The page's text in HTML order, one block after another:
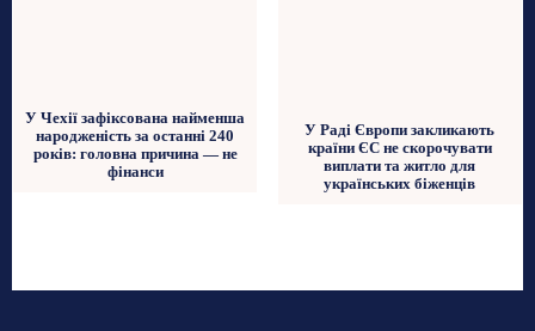
У Чехії зафіксована найменша
народженість за останні 240
років: головна причина — не
фінанси
У Раді Європи закликають
країни ЄС не скорочувати
виплати та житло для
українських біженців